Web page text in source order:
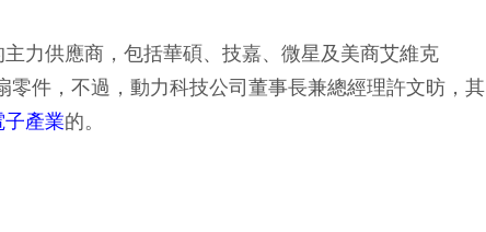
力供應商，包括華碩、技嘉、微星及美商艾維克
零件，不過，動力科技公司董事長兼總經理許文昉，其
子產業的。